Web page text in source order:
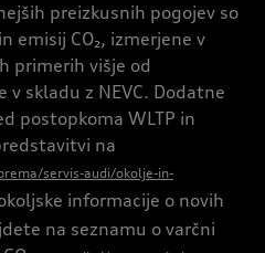
preizkusnih pogojev so
emisij CO₂, izmerjene v
primerih višje od
skladu z NEVC. Dodatne
postopkoma WLTP in
na
servis-audi/okolje-in-
informacije o novih
na seznamu o varčni